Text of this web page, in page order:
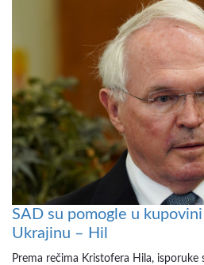
SAD su pomogle u
Ukrajinu – Hil
Prema rečima Kristofera Hila, isporuke